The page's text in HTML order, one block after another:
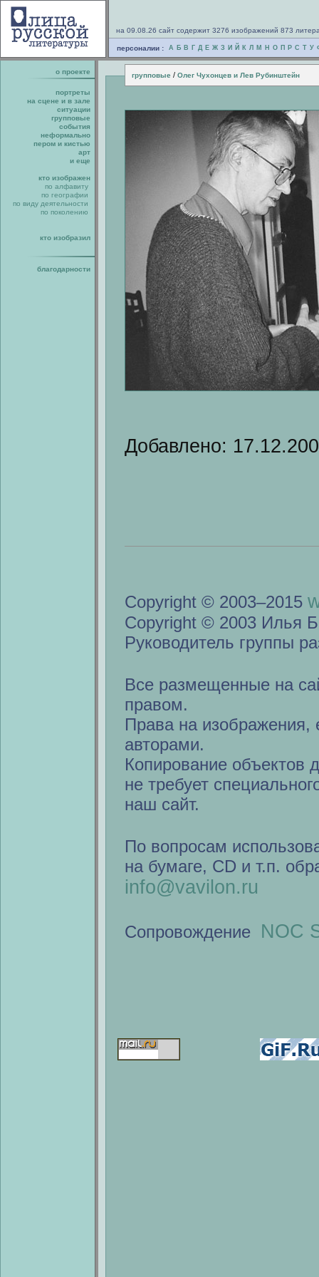
на 09.08.26 сайт содержит 3276 изображений 873
персоналии : А Б В Г Д Е Ж З И Й К Л М Н О П Р С Т У
о проекте групповые / Олег Чухонцев и Лев Рубинштейн
портреты
на сцене и в зале
ситуации
групповые
события
неформально
пером и кистью
арт
и еще
кто изображен
по алфавиту
по географии
по виду деятельности
по поколению
кто изобразил
благодарности
Добавлено:
Copyright © 2003–2015
Copyright © 2003 Илья
Руководитель группы
Все размещенные на
правом.
Права на изображения,
авторами.
Копирование объектов
не требует
наш сайт.
По вопросам
на бумаге, CD и т.п.
info@vavilon.ru
Сопровождение NOC